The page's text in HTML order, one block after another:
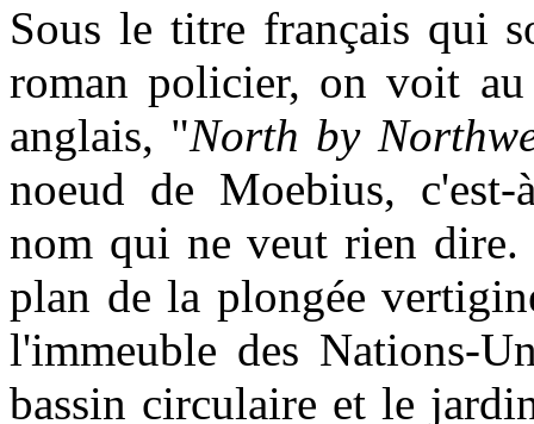
Sous le titre français qui
roman policier, on voit
anglais, "North by
noeud de Moebius,
nom qui ne veut rien
plan de la plongée
l'immeuble des Nations-
bassin circulaire et le